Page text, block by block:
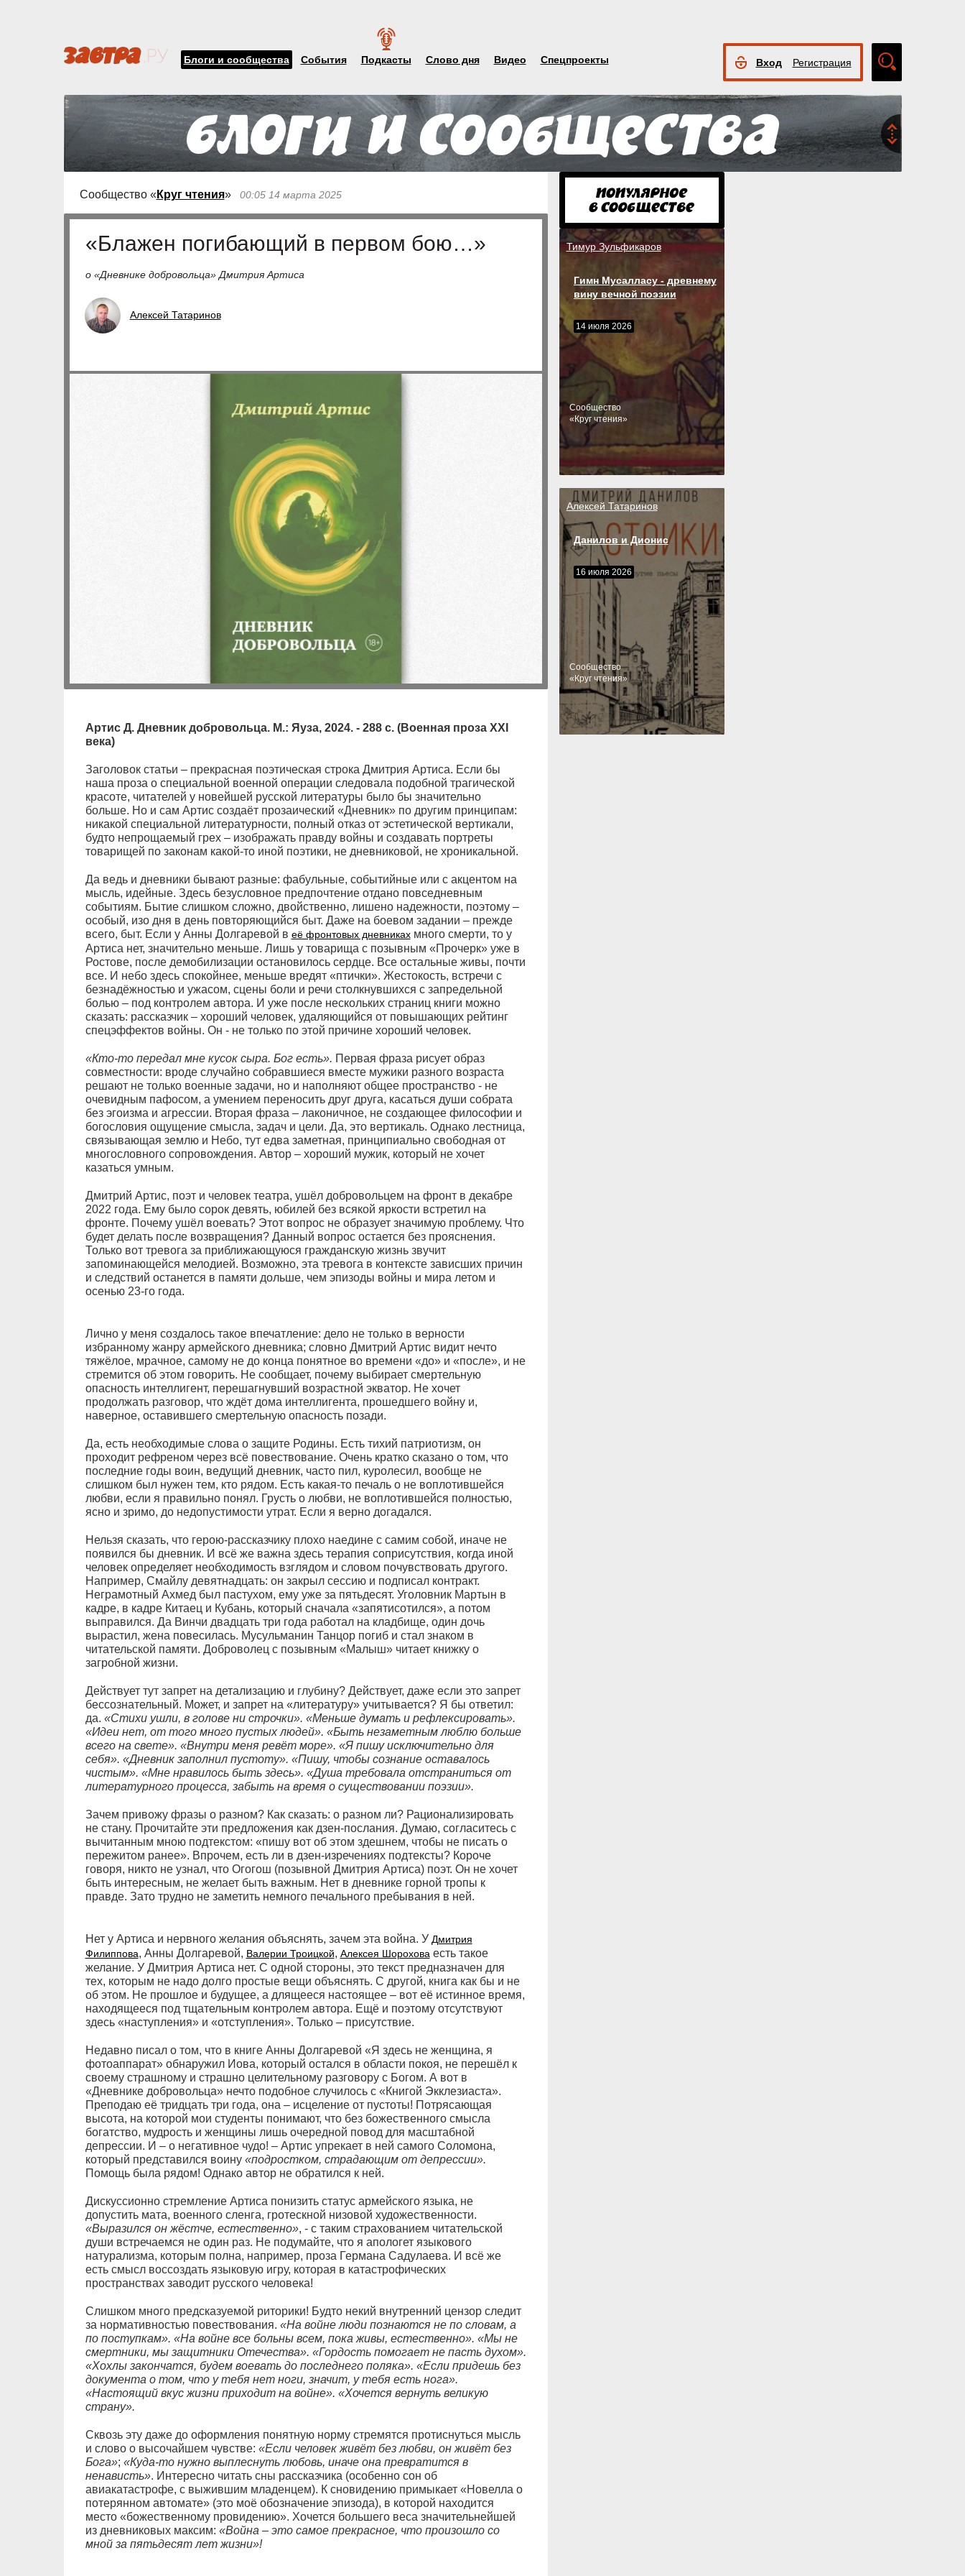
Блоги и сообщества События Подкасты Слово дня Видео Спецпроекты Вход Регистрация
поиск
Сообщество « Круг чтения» 00:05 14 марта 2025
«Блажен погибающий в первом бою…»
о «Дневнике добровольца» Дмитрия Артиса
Алексей Татаринов
Артис Д. Дневник добровольца. М.: Яуза, 2024. - 288 с. (Военная проза XXI
века)
Заголовок статьи – прекрасная поэтическая строка Дмитрия Артиса. Если бы
наша проза о специальной военной операции следовала подобной трагической
красоте, читателей у новейшей русской литературы было бы значительно
больше. Но и сам Артис создаёт прозаический «Дневник» по другим принципам:
никакой специальной литературности, полный отказ от эстетической вертикали,
будто непрощаемый грех – изображать правду войны и создавать портреты
товарищей по законам какой-то иной поэтики, не дневниковой, не хроникальной.
Да ведь и дневники бывают разные: фабульные, событийные или с акцентом на
мысль, идейные. Здесь безусловное предпочтение отдано повседневным
событиям. Бытие слишком сложно, двойственно, лишено надежности, поэтому –
особый, изо дня в день повторяющийся быт. Даже на боевом задании – прежде
всего, быт. Если у Анны Долгаревой в её фронтовых дневникахмного смерти, то у
Артиса нет, значительно меньше. Лишь у товарища с позывным «Прочерк» уже в
Ростове, после демобилизации остановилось сердце. Все остальные живы, почти
все. И небо здесь спокойнее, меньше вредят «птички». Жестокость, встречи с
безнадёжностью и ужасом, сцены боли и речи столкнувшихся с запредельной
болью – под контролем автора. И уже после нескольких страниц книги можно
сказать: рассказчик – хороший человек, удаляющийся от повышающих рейтинг
спецэффектов войны. Он - не только по этой причине хороший человек.
«Кто-то передал мне кусок сыра. Бог есть». Первая фраза рисует образ
совместности: вроде случайно собравшиеся вместе мужики разного возраста
решают не только военные задачи, но и наполняют общее пространство - не
очевидным пафосом, а умением переносить друг друга, касаться души собрата
без эгоизма и агрессии. Вторая фраза – лаконичное, не создающее философии и
богословия ощущение смысла, задач и цели. Да, это вертикаль. Однако лестница,
связывающая землю и Небо, тут едва заметная, принципиально свободная от
многословного сопровождения. Автор – хороший мужик, который не хочет
казаться умным.
Дмитрий Артис, поэт и человек театра, ушёл добровольцем на фронт в декабре
2022 года. Ему было сорок девять, юбилей без всякой яркости встретил на
фронте. Почему ушёл воевать? Этот вопрос не образует значимую проблему. Что
будет делать после возвращения? Данный вопрос остается без прояснения.
Только вот тревога за приближающуюся гражданскую жизнь звучит
запоминающейся мелодией. Возможно, эта тревога в контексте зависших причин
и следствий останется в памяти дольше, чем эпизоды войны и мира летом и
осенью 23-го года.
Лично у меня создалось такое впечатление: дело не только в верности
избранному жанру армейского дневника; словно Дмитрий Артис видит нечто
тяжёлое, мрачное, самому не до конца понятное во времени «до» и «после», и не
стремится об этом говорить. Не сообщает, почему выбирает смертельную
опасность интеллигент, перешагнувший возрастной экватор. Не хочет
продолжать разговор, что ждёт дома интеллигента, прошедшего войну и,
наверное, оставившего смертельную опасность позади.
Да, есть необходимые слова о защите Родины. Есть тихий патриотизм, он
проходит рефреном через всё повествование. Очень кратко сказано о том, что
последние годы воин, ведущий дневник, часто пил, куролесил, вообще не
слишком был нужен тем, кто рядом. Есть какая-то печаль о не воплотившейся
любви, если я правильно понял. Грусть о любви, не воплотившейся полностью,
ясно и зримо, до недопустимости утрат. Если я верно догадался.
Нельзя сказать, что герою-рассказчику плохо наедине с самим собой, иначе не
появился бы дневник. И всё же важна здесь терапия соприсутствия, когда иной
человек определяет необходимость взглядом и словом почувствовать другого.
Например, Смайлу девятнадцать: он закрыл сессию и подписал контракт.
Неграмотный Ахмед был пастухом, ему уже за пятьдесят. Уголовник Мартын в
кадре, в кадре Китаец и Кубань, который сначала «запятисотился», а потом
выправился. Да Винчи двадцать три года работал на кладбище, один дочь
вырастил, жена повесилась. Мусульманин Танцор погиб и стал знаком в
читательской памяти. Доброволец с позывным «Малыш» читает книжку о
загробной жизни.
Действует тут запрет на детализацию и глубину? Действует, даже если это запрет
бессознательный. Может, и запрет на «литературу» учитывается? Я бы ответил:
да. «Стихи ушли, в голове ни строчки». «Меньше думать и рефлексировать».
«Идеи нет, от того много пустых людей». «Быть незаметным люблю больше
всего на свете». «Внутри меня ревёт море». «Я пишу исключительно для
себя». «Дневник заполнил пустоту». «Пишу, чтобы сознание оставалось
чистым». «Мне нравилось быть здесь». «Душа требовала отстраниться от
литературного процесса, забыть на время о существовании поэзии».
Зачем привожу фразы о разном? Как сказать: о разном ли? Рационализировать
не стану. Прочитайте эти предложения как дзен-послания. Думаю, согласитесь с
вычитанным мною подтекстом: «пишу вот об этом здешнем, чтобы не писать о
пережитом ранее». Впрочем, есть ли в дзен-изречениях подтексты? Короче
говоря, никто не узнал, что Огогош (позывной Дмитрия Артиса) поэт. Он не хочет
быть интересным, не желает быть важным. Нет в дневнике горной тропы к
правде. Зато трудно не заметить немного печального пребывания в ней.
Нет у Артиса и нервного желания объяснять, зачем эта война. У Дмитрия
Филиппова, Анны Долгаревой, Валерии Троицкой, Алексея Шорохова есть такое
желание. У Дмитрия Артиса нет. С одной стороны, это текст предназначен для
тех, которым не надо долго простые вещи объяснять. С другой, книга как бы и не
об этом. Не прошлое и будущее, а длящееся настоящее – вот её истинное время,
находящееся под тщательным контролем автора. Ещё и поэтому отсутствуют
здесь «наступления» и «отступления». Только – присутствие.
Недавно писал о том, что в книге Анны Долгаревой «Я здесь не женщина, я
фотоаппарат» обнаружил Иова, который остался в области покоя, не перешёл к
своему страшному и страшно целительному разговору с Богом. А вот в
«Дневнике добровольца» нечто подобное случилось с «Книгой Экклезиаста».
Преподаю её тридцать три года, она – исцеление от пустоты! Потрясающая
высота, на которой мои студенты понимают, что без божественного смысла
богатство, мудрость и женщины лишь очередной повод для масштабной
депрессии. И – о негативное чудо! – Артис упрекает в ней самого Соломона,
который представился воину «подростком, страдающим от депрессии».
Помощь была рядом! Однако автор не обратился к ней.
Дискуссионно стремление Артиса понизить статус армейского языка, не
допустить мата, военного сленга, гротескной низовой художественности.
«Выразился он жёстче, естественно», - с таким страхованием читательской
души встречаемся не один раз. Не подумайте, что я апологет языкового
натурализма, которым полна, например, проза Германа Садулаева. И всё же
есть смысл воссоздать языковую игру, которая в катастрофических
пространствах заводит русского человека!
Слишком много предсказуемой риторики! Будто некий внутренний цензор следит
за нормативностью повествования. «На войне люди познаются не по словам, а
по поступкам». «На войне все больны всем, пока живы, естественно». «Мы не
смертники, мы защитники Отечества». «Гордость помогает не пасть духом».
«Хохлы закончатся, будем воевать до последнего поляка». «Если придешь без
документа о том, что у тебя нет ноги, значит, у тебя есть нога».
«Настоящий вкус жизни приходит на войне». «Хочется вернуть великую
страну».
Сквозь эту даже до оформления понятную норму стремятся протиснуться мысль
и слово о высочайшем чувстве: «Если человек живёт без любви, он живёт без
Бога»; «Куда-то нужно выплеснуть любовь, иначе она превратится в
ненависть». Интересно читать сны рассказчика (особенно сон об
авиакатастрофе, с выжившим младенцем). К сновидению примыкает «Новелла о
потерянном автомате» (это моё обозначение эпизода), в которой находится
место «божественному провидению». Хочется большего веса значительнейшей
из дневниковых максим: «Война – это самое прекрасное, что произошло со
мной за пятьдесят лет жизни»!
Тимур Зульфикаров
Гимн Мусалласу - древнему
вину вечной поэзии
14 июля 2026
Cообщество
«Круг чтения»
Алексей Татаринов
Данилов и Дионис
16 июля 2026
Cообщество
«Круг чтения»